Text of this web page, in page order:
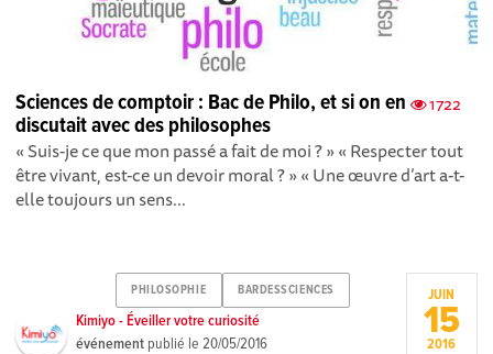
1722
Sciences de comptoir : Bac de Philo, et si on en
discutait avec des philosophes
« Suis-je ce que mon passé a fait de moi ? » « Respecter tout
être vivant, est-ce un devoir moral ? » « Une œuvre d’art a-t-
elle toujours un sens...
PHILOSOPHIE BARDESSCIENCES
Kimiyo - Éveiller votre curiosité
événement publié le20/05/2016
JUIN
15
2016